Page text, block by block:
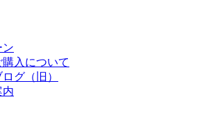
ン
入について
グ（旧）
内